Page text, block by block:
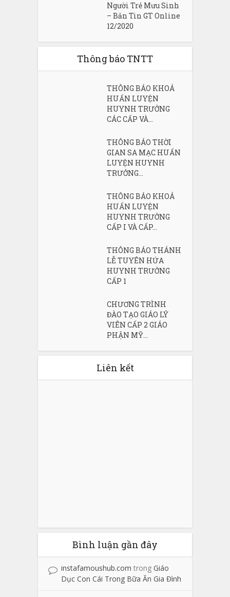
Người Trẻ Mưu Sinh
– Bản Tin GT Online
12/2020
Thông báo TNTT
THÔNG BÁO KHOÁ
HUẤN LUYỆN
HUYNH TRƯỞNG
CÁC CẤP VÀ...
THÔNG BÁO THỜI
GIAN SA MẠC HUẤN
LUYỆN HUYNH
TRƯỞNG...
THÔNG BÁO KHOÁ
HUẤN LUYỆN
HUYNH TRƯỞNG
CẤP I VÀ CẤP...
THÔNG BÁO THÁNH
LỄ TUYÊN HỨA
HUYNH TRƯỞNG
CẤP 1
CHƯƠNG TRÌNH
ĐÀO TẠO GIÁO LÝ
VIÊN CẤP 2 GIÁO
PHẬN MỸ...
Liên kết
Bình luận gần đây
instafamoushub.com trong Giáo
Dục Con Cái Trong Bữa Ăn Gia Đình